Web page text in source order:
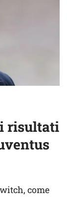
risultati
come